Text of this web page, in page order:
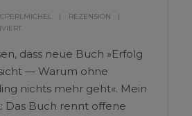
REZENSION
dass neue Buch »Erfolg
— Warum ohne
nichts mehr geht«. Mein
Das Buch rennt offene